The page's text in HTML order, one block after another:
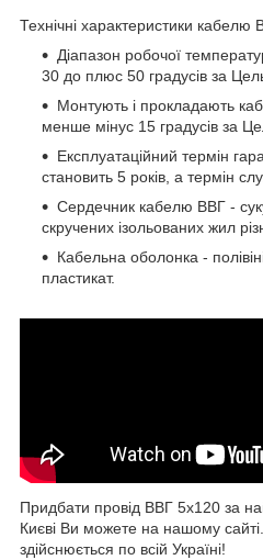
Технічні характеристики кабелю
Діапазон робочої
30 до плюс 50 градусів за
Монтують і прокладають
менше мінус 15 градусів за
Експлуатаційний термін
становить 5 років, а термін
Сердечник кабелю ВВГ -
скручених ізольованих жил
Кабельна оболонка -
пластикат.
Придбати провід ВВГ 5х120 за
Києві Ви можете на нашому
здійснюється по всій Україні!